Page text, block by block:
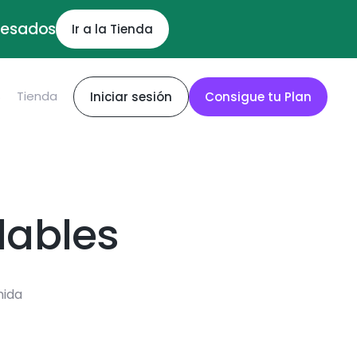
Ir a la Tienda
Tienda Iniciar sesión Consigue tu Plan